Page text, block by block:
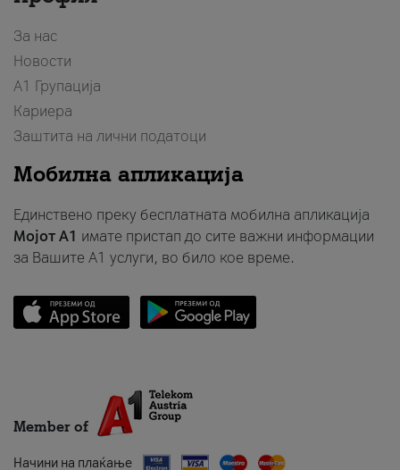
За нас
Новости
А1 Групација
Кариера
Заштита на лични податоци
Мобилна апликација
Единствено преку бесплатната мобилна апликација
Мојот A1 имате пристап до сите важни информации
за Вашите A1 услуги, во било кое време.
Member of
Начини на плаќање